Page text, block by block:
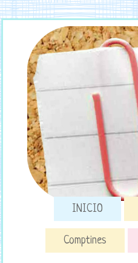
INICIO
Comptines